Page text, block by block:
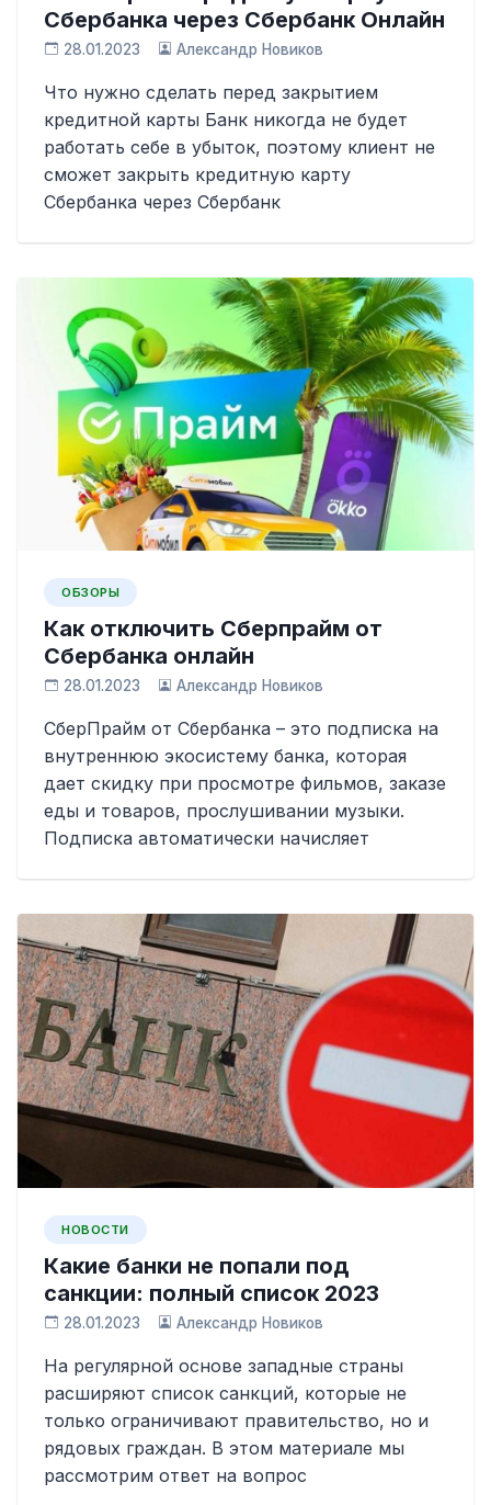
Сбербанка через Сбербанк Онлайн
28.01.2023 Александр Новиков
Что нужно сделать перед закрытием
кредитной карты Банк никогда не будет
работать себе в убыток, поэтому клиент не
сможет закрыть кредитную карту
Сбербанка через Сбербанк
ОБЗОРЫ
Как отключить Сберпрайм от
Сбербанка онлайн
28.01.2023 Александр Новиков
СберПрайм от Сбербанка – это подписка на
внутреннюю экосистему банка, которая
дает скидку при просмотре фильмов, заказе
еды и товаров, прослушивании музыки.
Подписка автоматически начисляет
НОВОСТИ
Какие банки не попали под
санкции: полный список 2023
28.01.2023 Александр Новиков
На регулярной основе западные страны
расширяют список санкций, которые не
только ограничивают правительство, но и
рядовых граждан. В этом материале мы
рассмотрим ответ на вопрос